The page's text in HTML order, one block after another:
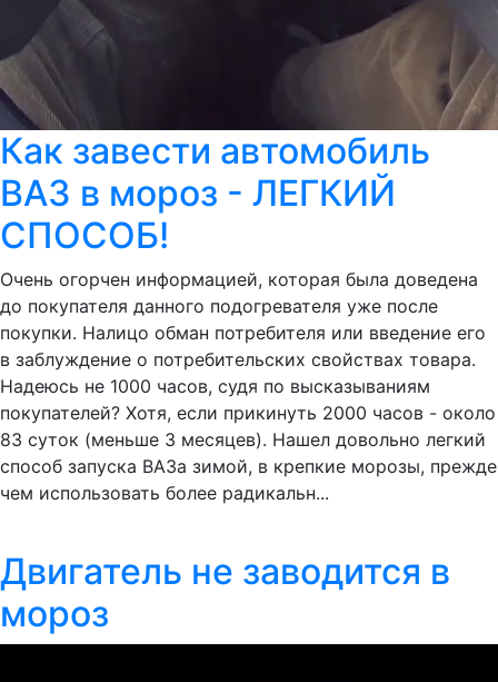
Как завести автомобиль
ВАЗ в мороз - ЛЕГКИЙ
СПОСОБ!
Очень огорчен информацией, которая была доведена
до покупателя данного подогревателя уже после
покупки. Налицо обман потребителя или введение его
в заблуждение о потребительских свойствах товара.
Надеюсь не 1000 часов, судя по высказываниям
покупателей? Хотя, если прикинуть 2000 часов - около
83 суток (меньше 3 месяцев). Нашел довольно легкий
способ запуска ВАЗа зимой, в крепкие морозы, прежде
чем использовать более радикальн...
Двигатель не заводится в
мороз